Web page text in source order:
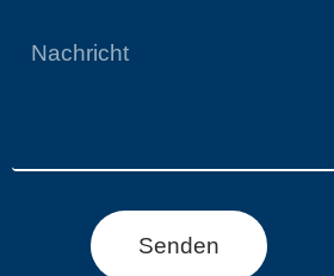
Senden